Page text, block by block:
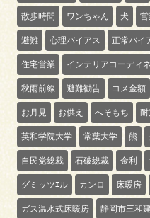
散歩時間 ワンちゃん 犬
避難 心理バイアス 正常バイ
住宅営業 インテリアコーディ
秋雨前線 避難勧告 コメ金額
お月見 お供え へそもち
英和学院大学 常葉大学 熊
自民党総裁 石破総裁 金利
グミッツｴル カンロ 床暖房
ガス温水式床暖房 静岡市三和